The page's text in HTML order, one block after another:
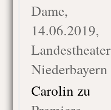
Dame,
14.06.2019,
Landestheater
Niederbayern
Carolin zu